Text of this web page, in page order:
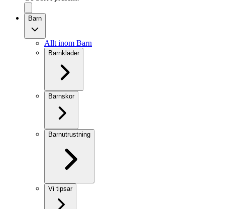
Barn
Allt inom Barn
Barnkläder
Barnskor
Barnutrustning
Vi tipsar